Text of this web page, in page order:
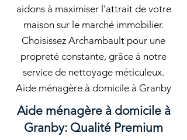
aidons à maximiser l'attrait de votre
maison sur le marché immobilier.
Choisissez Archambault pour une
propreté constante, grâce à notre
service de nettoyage méticuleux.
Aide ménagère à domicile à Granby
Aide ménagère à domicile à
Granby: Qualité Premium